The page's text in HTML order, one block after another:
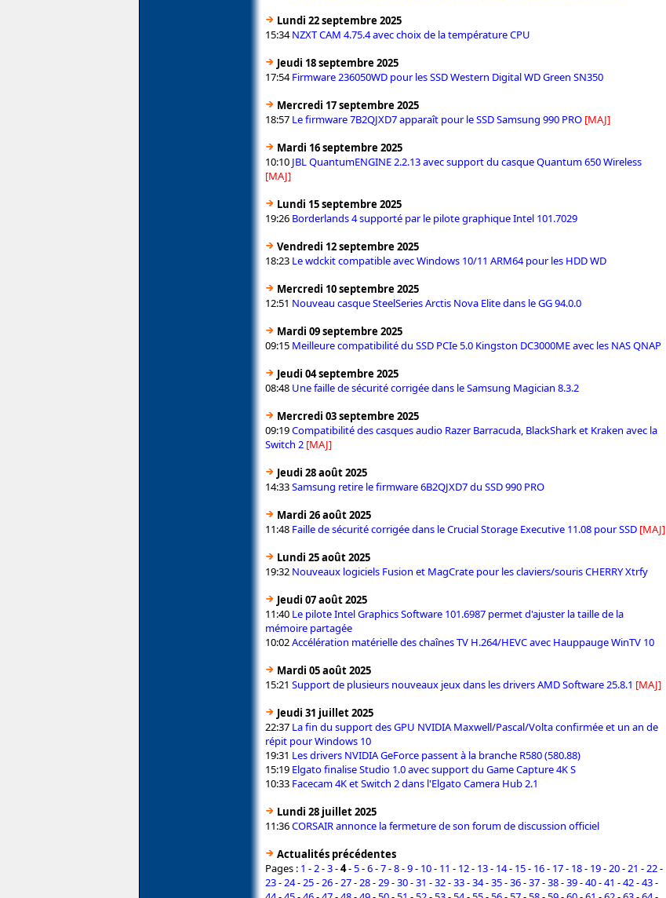
Lundi 22 septembre 2025
15:34NZXT CAM 4.75.4 avec choix de la température CPU
Jeudi 18 septembre 2025
17:54Firmware 236050WD pour les SSD Western Digital WD Green SN350
Mercredi 17 septembre 2025
18:57 Le firmware 7B2QJXD7 apparaît pour le SSD Samsung 990 PRO [MAJ]
Mardi 16 septembre 2025
10:10 JBL QuantumENGINE 2.2.13 avec support du casque Quantum 650 Wireless
[MAJ]
Lundi 15 septembre 2025
19:26 Borderlands 4 supporté par le pilote graphique Intel 101.7029
Vendredi 12 septembre 2025
18:23 Le wdckit compatible avec Windows 10/11 ARM64 pour les HDD WD
Mercredi 10 septembre 2025
12:51 Nouveau casque SteelSeries Arctis Nova Elite dans le GG 94.0.0
Mardi 09 septembre 2025
09:15 Meilleure compatibilité du SSD PCIe 5.0 Kingston DC3000ME avec les NAS QNAP
Jeudi 04 septembre 2025
08:48 Une faille de sécurité corrigée dans le Samsung Magician 8.3.2
Mercredi 03 septembre 2025
09:19Compatibilité des casques audio Razer Barracuda, BlackShark et Kraken avec la
Switch 2 [MAJ]
Jeudi 28 août 2025
14:33Samsung retire le firmware 6B2QJXD7 du SSD 990 PRO
Mardi 26 août 2025
11:48 Faille de sécurité corrigée dans le Crucial Storage Executive 11.08 pour SSD [MAJ]
Lundi 25 août 2025
19:32 Nouveaux logiciels Fusion et MagCrate pour les claviers/souris CHERRY Xtrfy
Jeudi 07 août 2025
11:40 Le pilote Intel Graphics Software 101.6987 permet d'ajuster la taille de la
mémoire partagée
10:02Accélération matérielle des chaînes TV H.264/HEVC avec Hauppauge WinTV 10
Mardi 05 août 2025
15:21 Support de plusieurs nouveaux jeux dans les drivers AMD Software 25.8.1 [MAJ]
Jeudi 31 juillet 2025
22:37 La fin du support des GPU NVIDIA Maxwell/Pascal/Volta confirmée et un an de
répit pour Windows 10
19:31 Les drivers NVIDIA GeForce passent à la branche R580 (580.88)
15:19 Elgato finalise Studio 1.0 avec support du Game Capture 4K S
10:33 Facecam 4K et Switch 2 dans l'Elgato Camera Hub 2.1
Lundi 28 juillet 2025
11:36CORSAIR annonce la fermeture de son forum de discussion officiel
Actualités précédentes
Pages : 1 - 2-3-4-5-6-7-8-9- 10- 11 - 12- 13- 14- 15- 16- 17- 18- 19- 20- 21 - 22-
23- 24- 25- 26- 27- 28- 29-30-31 -32-33-34-35-36-37-38-39-40-41 -42-43-